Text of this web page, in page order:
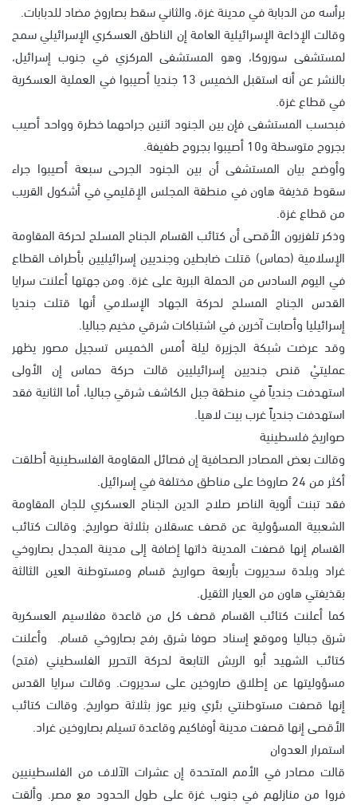
برأسه من الدبابة في مدينة غزة، والثاني سقط بصاروخ مضاد للدبابات.
وقالت الإذاعة الإسرائيلية العامة إن الناطق العسكري الإسرائيلي سمح
لمستشفى سوروكا، وهو المستشفى المركزي في جنوب إسرائيل،
بالنشر عن أنه استقبل الخميس 13 جنديا أصيبوا في العملية العسكرية
في قطاع غزة.
فبحسب المستشفى فإن بين الجنود اثنين جراحهما خطرة وواحد أصيب
بجروح متوسطة و10 أصيبوا بجروح طفيفة.
وأوضح بيان المستشفى أن بين الجنود الجرحى سبعة أصيبوا جراء
سقوط قذيفة هاون في منطقة المجلس الإقليمي في أشكول القريب
من قطاع غزة.
وذكر تلفزيون الأقصى أن كتائب القسام الجناح المسلح لحركة المقاومة
الإسلامية (حماس) قتلت ضابطين وجنديين إسرائيليين بأطراف القطاع
في اليوم السادس من الحملة البرية على غزة. ومن جهتها أعلنت سرايا
القدس الجناح المسلح لحركة الجهاد الإسلامي أنها قتلت جنديا
إسرائيليا وأصابت آخرين في اشتباكات شرقي مخيم جباليا.
وقد عرضت شبكة الجزيرة ليلة أمس الخميس تسجيل مصور يظهر
عمليتيْ قنص جنديين إسرائيليين قالت حركة حماس إن الأولى
استهدفت جندياً في منطقة جبل الكاشف شرقي جباليا، أما الثانية فقد
استهدفت جندياً غرب بيت لاهيا.
صواريخ فلسطينية
وقالت بعض المصادر الصحافية إن فصائل المقاومة الفلسطينية أطلقت
أكثر من 24 صاروخا على مناطق مختلفة في إسرائيل.
فقد تبنت ألوية الناصر صلاح الدين الجناح العسكري للجان المقاومة
الشعبية المسؤولية عن قصف عسقلان بثلاثة صواريخ. وقالت كتائب
القسام إنها قصفت المدينة ذاتها إضافة إلى مدينة المجدل بصاروخي
غراد وبلدة سديروت بأربعة صواريخ قسام ومستوطنة العين الثالثة
بقذيفتي هاون من العيار الثقيل.
كما أعلنت كتائب القسام قصف كل من قاعدة مفلاسيم العسكرية
شرق جباليا وموقع إسناد صوفا شرق رفح بصاروخي قسام. وأعلنت
كتائب الشهيد أبو الريش التابعة لحركة التحرير الفلسطيني (فتح)
مسؤوليتها عن إطلاق صاروخين على سديروت. وقالت سرايا القدس
إنها قصفت مستوطنتي بئري ونير عوز بثلاثة صواريخ. وقالت كتائب
الأقصى إنها قصفت مدينة أوفاكيم وقاعدة تسيلم بصاروخين غراد.
استمرار العدوان
قالت مصادر في الأمم المتحدة إن عشرات الآلاف من الفلسطينيين
فروا من منازلهم في جنوب غزة على طول الحدود مع مصر. وألقت